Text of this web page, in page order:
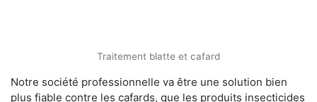
Traitement blatte et cafard
Notre société professionnelle va être une solution bien
plus fiable contre les cafards, que les produits insecticides